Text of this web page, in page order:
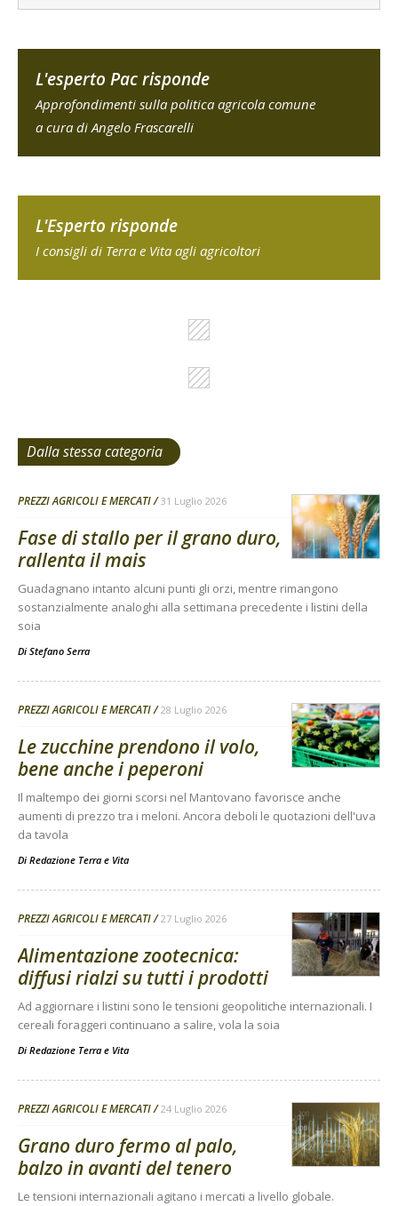
L'esperto Pac risponde
Approfondimenti sulla politica agricola comune
a cura di Angelo Frascarelli
L'Esperto risponde
I consigli di Terra e Vita agli agricoltori
Dalla stessa categoria
PREZZI AGRICOLI E MERCATI 31 Luglio 2026
Fase di stallo per il grano duro,
rallenta il mais
Guadagnano intanto alcuni punti gli orzi, mentre rimangono
sostanzialmente analoghi alla settimana precedente i listini della
soia
Di Stefano Serra
PREZZI AGRICOLI E MERCATI 28 Luglio 2026
Le zucchine prendono il volo,
bene anche i peperoni
Il maltempo dei giorni scorsi nel Mantovano favorisce anche
aumenti di prezzo tra i meloni. Ancora deboli le quotazioni dell'uva
da tavola
Di Redazione Terra e Vita
PREZZI AGRICOLI E MERCATI 27 Luglio 2026
Alimentazione zootecnica:
diffusi rialzi su tutti i prodotti
Ad aggiornare i listini sono le tensioni geopolitiche internazionali. I
cereali foraggeri continuano a salire, vola la soia
Di Redazione Terra e Vita
PREZZI AGRICOLI E MERCATI 24 Luglio 2026
Grano duro fermo al palo,
balzo in avanti del tenero
Le tensioni internazionali agitano i mercati a livello globale.